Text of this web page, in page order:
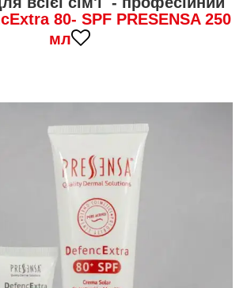
80- SPF PRESENSA 250
мл